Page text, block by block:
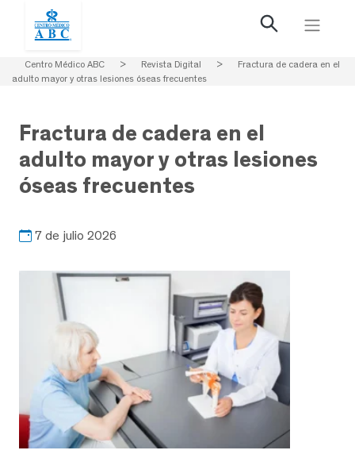
Centro Médico ABC > Revista Digital >
Fractura de cadera en el
adulto mayor y otras lesiones óseas frecuentes
Fractura de cadera en el
adulto mayor y otras lesiones
óseas frecuentes
7 de julio 2026